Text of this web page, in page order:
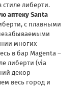
либерти.
аптеку Santa
с плавными
многих
в бар Magenta –
либерти (via
декор
весь город и